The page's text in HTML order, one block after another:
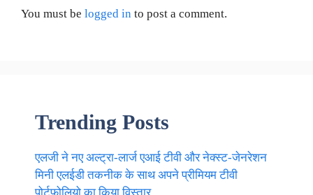
You must be logged in to post a comment.
Trending Posts
एलजी ने नए अल्ट्रा-लार्ज एआई टीवी और नेक्स्ट-जेनरेशन
मिनी एलईडी तकनीक के साथ अपने प्रीमियम टीवी